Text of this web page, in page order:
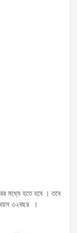
মধ্যে হতে হবে । তবে
বয়স ৩২বছর ।